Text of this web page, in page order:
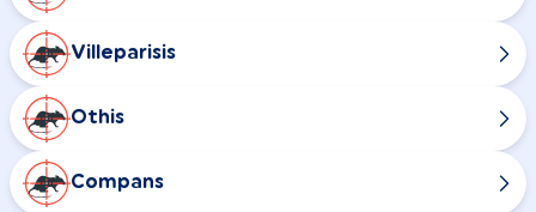
Villeparisis
Othis
Compans